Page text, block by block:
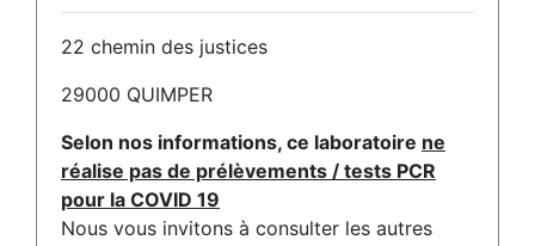
22 chemin des justices
29000 QUIMPER
Selon nos informations, ce laboratoire ne
réalise pas de prélèvements / tests PCR
pour la COVID 19
Nous vous invitons à consulter les autres